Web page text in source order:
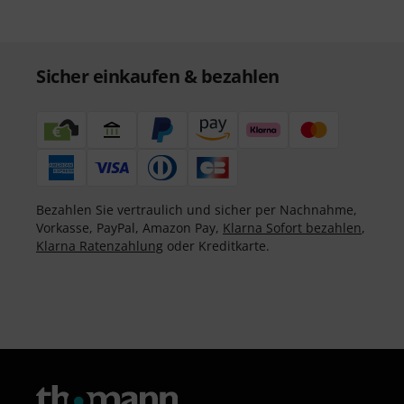
Sicher einkaufen & bezahlen
Bezahlen Sie vertraulich und sicher per Nachnahme,
Vorkasse, PayPal, Amazon Pay, Klarna Sofort bezahlen,
Klarna Ratenzahlung oder Kreditkarte.